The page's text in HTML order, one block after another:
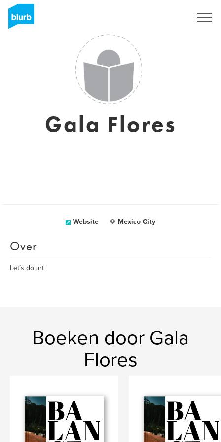
Gala Flores
Website Mexico City
Over
Let´s do art
Boeken door Gala
Flores